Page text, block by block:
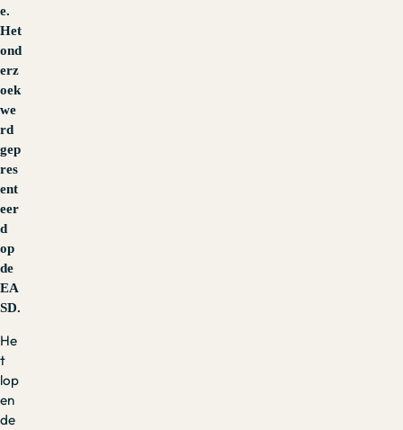
e.
Het
ond
erz
oek
we
rd
gep
res
ent
eer
d
op
de
EA
SD.
He
t
lop
en
de